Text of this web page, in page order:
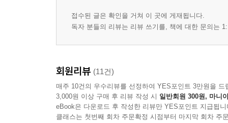
접수된 글은 확인을 거쳐 이 곳에 게재됩니다.
독자 분들의 리뷰는 리뷰 쓰기를, 책에 대한 문의는
회원리뷰 (11건)
매주 10건의 우수리뷰를 선정하여 YES포인트 3만원을 드
3,000원 이상 구매 후 리뷰 작성 시 일반회원 300원, 마니
eBook은 다운로드 후 작성한 리뷰만 YES포인트 지급됩니
클래스는 첫번째 회차 주문확정 시점부터 마지막 회차 주